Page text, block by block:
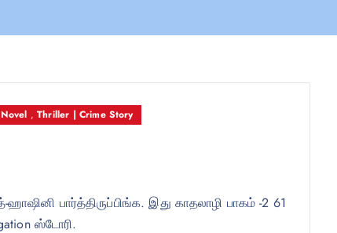
,Thriller | Crime Story
பார்த்திருப்பிங்க. இது காதலாழி பாகம் -2 61
ஸ்டோரி.